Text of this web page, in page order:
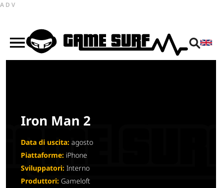
ADV
Iron Man 2
Data di uscita: agosto
Piattaforme: iPhone
Sviluppatori: Interno
Produttori: Gameloft